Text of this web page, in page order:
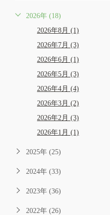
2026年 (18)
2026年8月 (1)
2026年7月 (3)
2026年6月 (1)
2026年5月 (3)
2026年4月 (4)
2026年3月 (2)
2026年2月 (3)
2026年1月 (1)
2025年 (25)
2024年 (33)
2023年 (36)
2022年 (26)